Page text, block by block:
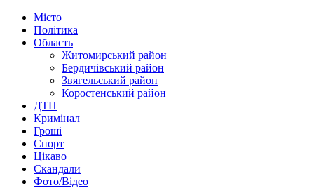
Місто
Політика
Область
Житомирський район
Бердичівський район
Звягельський район
Коростенський район
ДТП
Кримінал
Гроші
Спорт
Цікаво
Скандали
Фото/Відео